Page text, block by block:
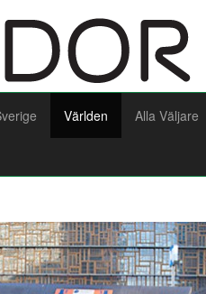
Världen Alla Väljare